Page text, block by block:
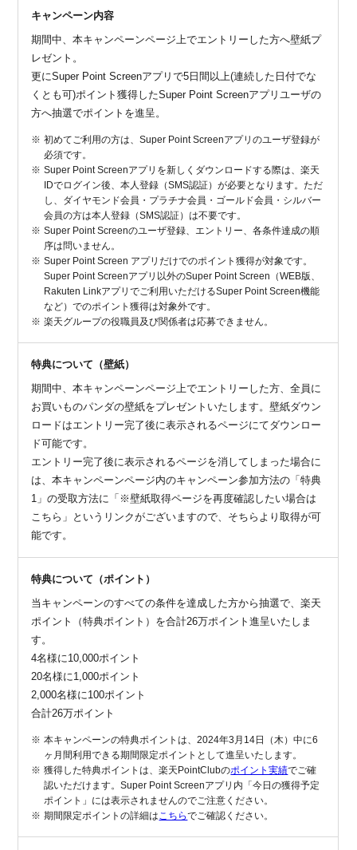
キャンペーン内容
期間中、本キャンペーンページ上でエントリーした方へ壁紙プ
レゼント。
更にSuper Point Screenアプリで5日間以上(連続した日付でな
くとも可)ポイント獲得したSuper Point Screenアプリユーザの
方へ抽選でポイントを進呈。
初めてご利用の方は、Super Point Screenアプリのユーザ登録が
必須です。
Super Point Screenアプリを新しくダウンロードする際は、楽天
IDでログイン後、本人登録（SMS認証）が必要となります。ただ
し、ダイヤモンド会員・プラチナ会員・ゴールド会員・シルバー
会員の方は本人登録（SMS認証）は不要です。
Super Point Screenのユーザ登録、エントリー、各条件達成の順
序は問いません。
Super Point Screen アプリだけでのポイント獲得が対象です。
Super Point Screenアプリ以外のSuper Point Screen（WEB版、
Rakuten Linkアプリでご利用いただけるSuper Point Screen機能
など）でのポイント獲得は対象外です。
楽天グループの役職員及び関係者は応募できません。
特典について（壁紙）
期間中、本キャンペーンページ上でエントリーした方、全員に
お買いものパンダの壁紙をプレゼントいたします。壁紙ダウン
ロードはエントリー完了後に表示されるページにてダウンロー
ド可能です。
エントリー完了後に表示されるページを消してしまった場合に
は、本キャンペーンページ内のキャンペーン参加方法の「特典
1」の受取方法に「※壁紙取得ページを再度確認したい場合は
こちら」というリンクがございますので、そちらより取得が可
能です。
特典について（ポイント）
当キャンペーンのすべての条件を達成した方から抽選で、楽天
ポイント（特典ポイント）を合計26万ポイント進呈いたしま
す。
4名様に10,000ポイント
20名様に1,000ポイント
2,000名様に100ポイント
合計26万ポイント
本キャンペーンの特典ポイントは、2024年3月14日（木）中に6
ヶ月間利用できる期間限定ポイントとして進呈いたします。
獲得した特典ポイントは、楽天PointClubのポイント実績でご確
認いただけます。Super Point Screenアプリ内「今日の獲得予定
ポイント」には表示されませんのでご注意ください。
期間限定ポイントの詳細は こちらでご確認ください。